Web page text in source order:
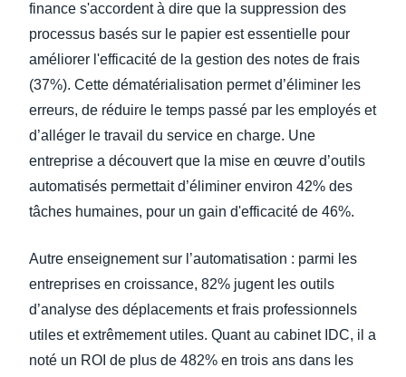
finance s'accordent à dire que la suppression des
processus basés sur le papier est essentielle pour
améliorer l'efficacité de la gestion des notes de frais
(37%). Cette dématérialisation permet d’éliminer les
erreurs, de réduire le temps passé par les employés et
d’alléger le travail du service en charge. Une
entreprise a découvert que la mise en œuvre d’outils
automatisés permettait d’éliminer environ 42% des
tâches humaines, pour un gain d'efficacité de 46%.
Autre enseignement sur l’automatisation : parmi les
entreprises en croissance, 82% jugent les outils
d’analyse des déplacements et frais professionnels
utiles et extrêmement utiles. Quant au cabinet IDC, il a
noté un ROI de plus de 482% en trois ans dans les